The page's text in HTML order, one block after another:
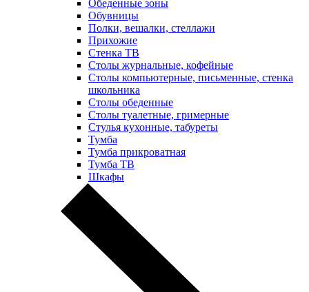
Обеденные зоны
Обувницы
Полки, вешалки, стеллажи
Прихожие
Стенка ТВ
Столы журнальные, кофейные
Столы компьютерные, письменные, стенка
школьника
Столы обеденные
Столы туалетные, гримерные
Стулья кухонные, табуреты
Тумба
Тумба прикроватная
Тумба ТВ
Шкафы